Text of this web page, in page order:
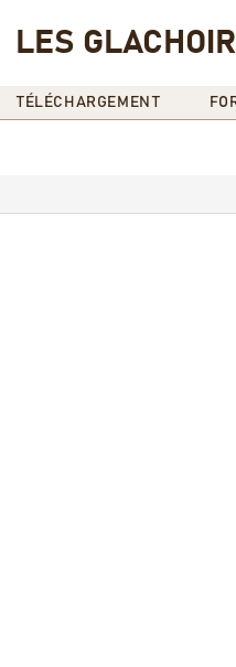
LES
TÉLÉCHARGEMENT